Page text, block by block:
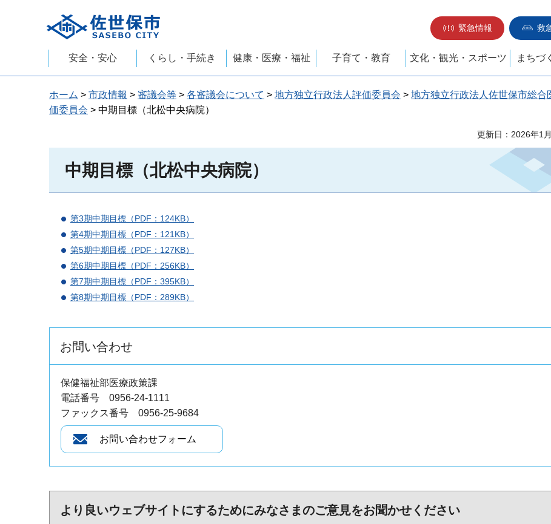
佐世保市
緊急情報
救
安全・安心 くらし・手続き 健康・医療・福祉 子育て・教育 文化・観光・スポーツ まちづ
ホーム > 市政情報 > 審議会等 > 各審議会について > 地方独立行政法人評価委員会 > 地方独立行政法人佐世保市総
価委員会 > 中期目標（北松中央病院）
更新日：2026年1
中期目標（北松中央病院）
第3期中期目標（PDF：124KB）
第4期中期目標（PDF：121KB）
第5期中期目標（PDF：127KB）
第6期中期目標（PDF：256KB）
第7期中期目標（PDF：395KB）
第8期中期目標（PDF：289KB）
お問い合わせ
保健福祉部医療政策課
電話番号 0956-24-1111
ファックス番号 0956-25-9684
より良いウェブサイトにするためにみなさまのご意見をお聞かせください